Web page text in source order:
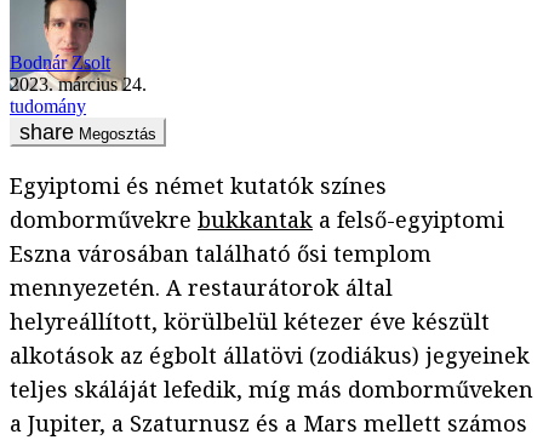
Bodnár Zsolt
2023. március 24.
tudomány
Megosztás
Egyiptomi és német kutatók színes
domborművekre bukkantak a felső-egyiptomi
Eszna városában található ősi templom
mennyezetén. A restaurátorok által
helyreállított, körülbelül kétezer éve készült
alkotások az égbolt állatövi (zodiákus) jegyeinek
teljes skáláját lefedik, míg más domborműveken
a Jupiter, a Szaturnusz és a Mars mellett számos